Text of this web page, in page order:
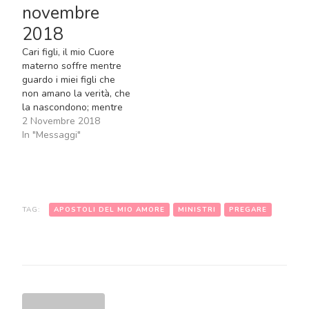
mio Figlio, all’eterna
però,…
novembre
2018
Cari figli, il mio Cuore
materno soffre mentre
guardo i miei figli che
non amano la verità, che
la nascondono; mentre
guardo i miei figli che
non pregano con i
più fede, che…
2 Novembre 2018
In "Messaggi"
TAG: APOSTOLI DEL MIO AMORE MINISTRI PREGARE